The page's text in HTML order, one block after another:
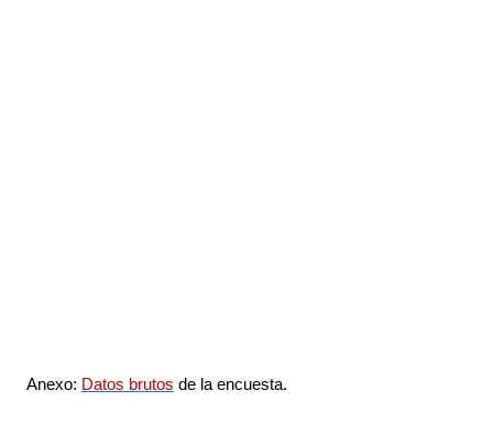
Anexo: Datos brutos de la encuesta.